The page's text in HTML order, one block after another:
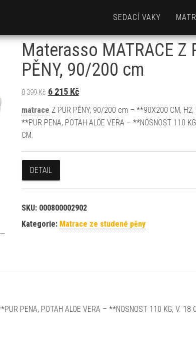
SEDACÍ VAKY
Materasso MATRACE Z
PĚNY, 90/200 cm
8 399Kč Původní cena byla: 8 399 Kč.
6 215 KčAktuální cena je: 6 215 Kč.
matrace Z PUR PĚNY, 90/200 cm – **90X200 CM, H2,
**PUR PENA, POTAH ALOE VERA – **NOSNOST 110
CM.
DETAIL
SKU: 000800002902
Kategorie: Matrace ze studené pěny
PENA, POTAH ALOE VERA – **NOSNOST 110 KG, V. 18